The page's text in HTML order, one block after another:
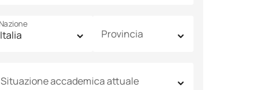
Nazione
Provincia
Situazione accademica attuale